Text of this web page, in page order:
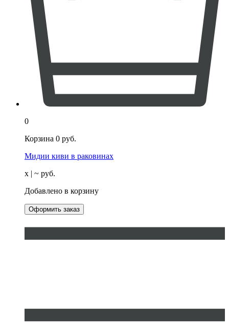
0
Корзина 0 руб.
Мидии киви в раковинах
х | ~ руб.
Добавлено в корзину
Оформить заказ